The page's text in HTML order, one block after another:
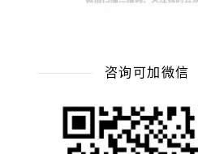
咨询可加微信